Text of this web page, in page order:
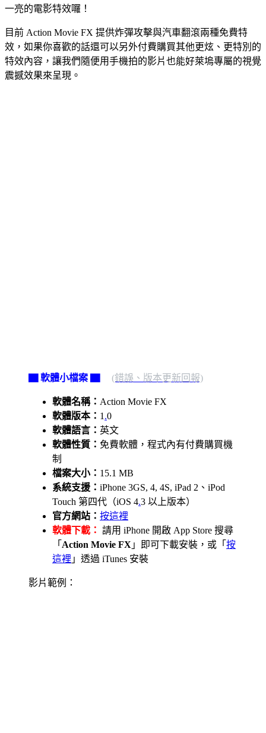
一亮的電影特效囉！
目前 Action Movie FX 提供炸彈攻擊與汽車翻滾兩種免費特
效，如果你喜歡的話還可以另外付費購買其他更炫、更特別的
特效內容，讓我們隨便用手機拍的影片也能好萊塢專屬的視覺
震撼效果來呈現。
▇ 軟體小檔案 ▇ (錯誤、版本更新回報)
軟體名稱： Action Movie FX
軟體版本： 1 .0
軟體語言： 英文
軟體性質： 免費軟體，程式內有付費購買機
制
檔案大小： 15.1 MB
系統支援： iPhone 3GS, 4, 4S, iPad 2、iPod
Touch 第四代（iOS 4.3 以上版本）
官方網站： 按這裡
軟體下載： 請用 iPhone 開啟 App Store 搜尋
「 Action Movie FX 」即可下載安裝，或「 按
這裡 」透過 iTunes 安裝
影片範例：